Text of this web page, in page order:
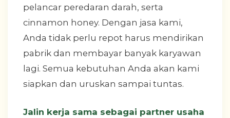
pelancar peredaran darah, serta
cinnamon honey. Dengan jasa kami,
Anda tidak perlu repot harus mendirikan
pabrik dan membayar banyak karyawan
lagi. Semua kebutuhan Anda akan kami
siapkan dan uruskan sampai tuntas.
Jalin kerja sama sebagai partner usaha